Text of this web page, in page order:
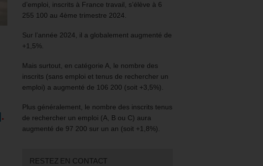
.
d’emploi, inscrits à France travail, s’élève à 6
255 100 au 4ème trimestre 2024.
Sur l’année 2024, il a globalement augmenté de
+1,5%.
Mais surtout, en catégorie A, le nombre des
inscrits (sans emploi et tenus de rechercher un
emploi) a augmenté de 106 200 (soit +3,5%).
Plus généralement, le nombre des inscrits tenus
de rechercher un emploi (A, B ou C) aura
augmenté de 97 200 sur un an (soit +1,8%).
RESTEZ EN CONTACT